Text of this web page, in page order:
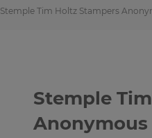
Stemple Tim Holtz Stampers
Stemple
Anonymous